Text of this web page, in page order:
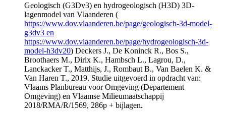
Geologisch (G3Dv3) en hydrogeologisch (H3D) 3D-
lagenmodel van Vlaanderen (
https://www.dov.vlaanderen.be/page/geologisch-3d-model-
g3dv3 en
https://www.dov.vlaanderen.be/page/hydrogeologisch-3d-
model-h3dv20) Deckers J., De Koninck R., Bos S.,
Broothaers M., Dirix K., Hambsch L., Lagrou, D.,
Lanckacker T., Matthijs, J., Rombaut B., Van Baelen K. &
Van Haren T., 2019. Studie uitgevoerd in opdracht van:
Vlaams Planbureau voor Omgeving (Departement
Omgeving) en Vlaamse Milieumaatschappij
2018/RMA/R/1569, 286p + bijlagen.